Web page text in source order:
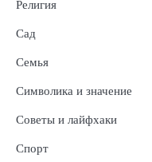
Религия
Сад
Семья
Символика и значение
Советы и лайфхаки
Спорт